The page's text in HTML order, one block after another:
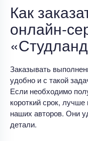
Как
онлайн-
Заказывать
удобно и с такой
Если необходимо
короткий срок, лучше
наших авторов. Они
детали.